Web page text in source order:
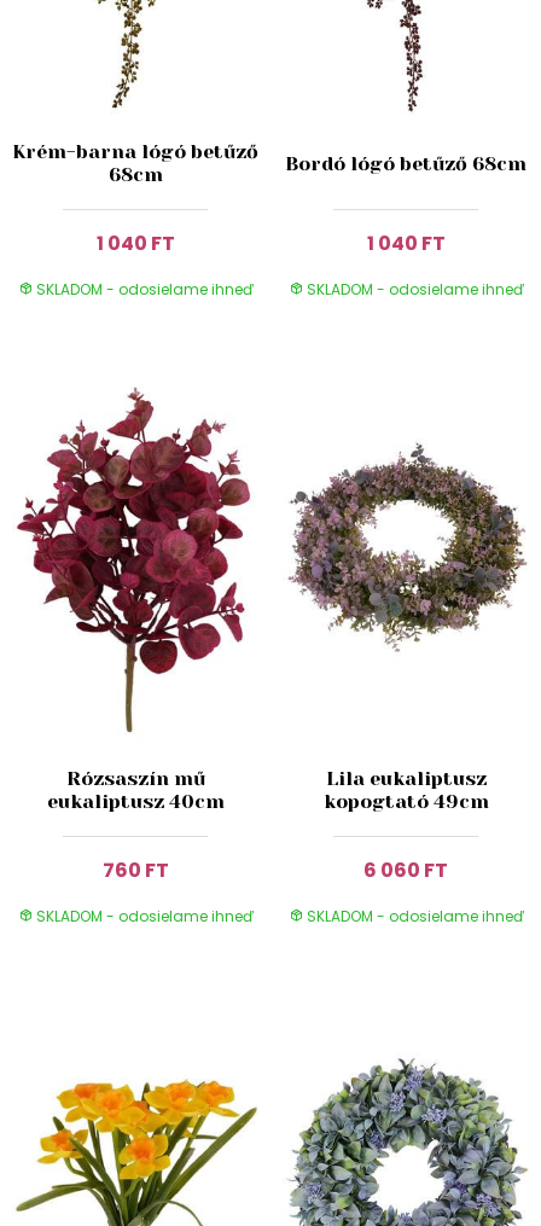
Krém-barna lógó betűző
68cm
1 040 FT
SKLADOM - odosielame ihneď
Bordó lógó betűző 68cm
1 040 FT
SKLADOM - odosielame ihneď
Rózsaszín mű
eukaliptusz 40cm
760 FT
SKLADOM - odosielame ihneď
Lila eukaliptusz
kopogtató 49cm
6 060 FT
SKLADOM - odosielame ihneď